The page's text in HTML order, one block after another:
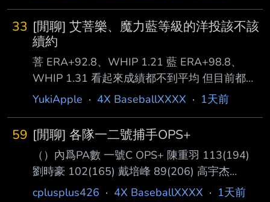
iPhone --
33 [閒聊] 艾菩樂、魔力藍等級的洋投該不該
續約
菩 ERA+92.8、WHIP 1.21 藍 ERA+98.8、
WHIP 1.31 看起來成績都不到平均 但目前都已
經吃破百局了 這種能穩定吃局數的工作馬洋
YukiApple · 4X BaseballXXXX · 1天前
59 [閒聊] 各隊一二號捕手OPS+
（）內爲PA數 一號C OPS+ 陳重羽 113(194)
劉時豪 102(165) 戴培峰 89(206) 高宇杰
84(226) 蔣少宏 70(178) 宋嘉翔 48(206) 二號C
cplusplus426 · 4X BaseballXXXX · 1天前